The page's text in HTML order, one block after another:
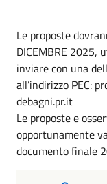
Le proposte
DICEMBRE 2025,
inviare con una
all’indirizzo PEC:
debagni.pr.it
Le proposte e
opportunamente
documento finale